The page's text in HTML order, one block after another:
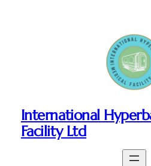
International
Facility Ltd